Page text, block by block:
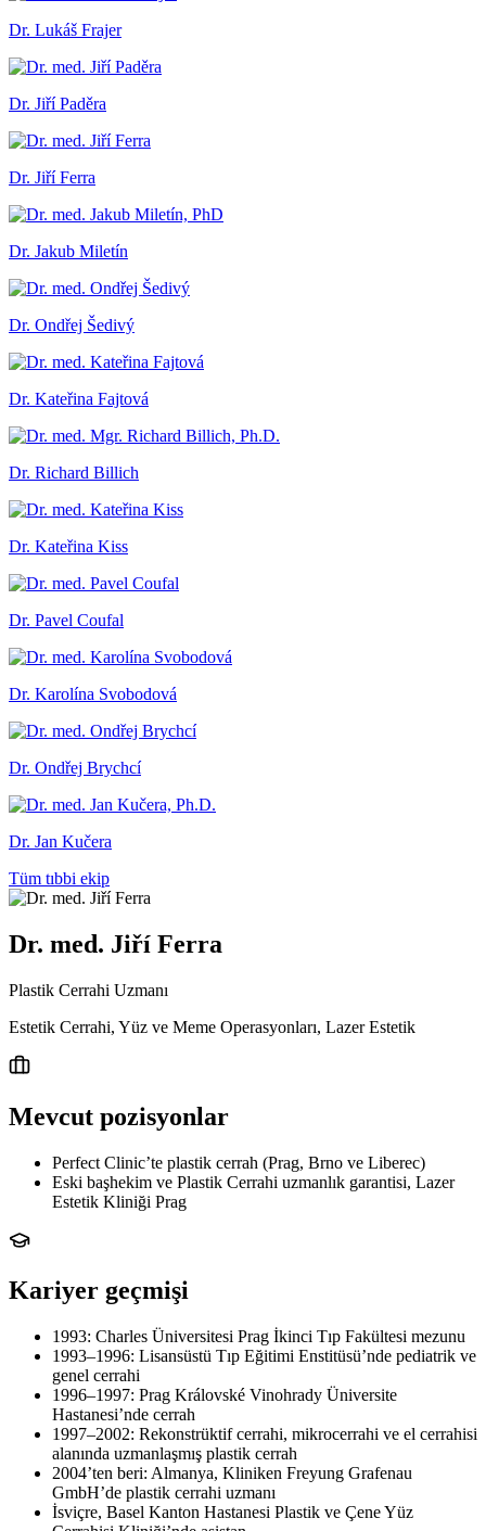
Dr. Lukáš Frajer
Dr. Jiří Paděra
Dr. Jiří Ferra
Dr. Jakub Miletín
Dr. Ondřej Šedivý
Dr. Kateřina Fajtová
Dr. Richard Billich
Dr. Kateřina Kiss
Dr. Pavel Coufal
Dr. Karolína Svobodová
Dr. Ondřej Brychcí
Dr. Jan Kučera
Tüm tıbbi ekip
Dr. med. Jiří Ferra
Plastik Cerrahi Uzmanı
Estetik Cerrahi, Yüz ve Meme Operasyonları, Lazer Estetik
Mevcut pozisyonlar
Perfect Clinic’te plastik cerrah (Prag, Brno ve Liberec)
Eski başhekim ve Plastik Cerrahi uzmanlık garantisi, Lazer
Estetik Kliniği Prag
Kariyer geçmişi
1993: Charles Üniversitesi Prag İkinci Tıp Fakültesi mezunu
1993–1996: Lisansüstü Tıp Eğitimi Enstitüsü’nde pediatrik ve
genel cerrahi
1996–1997: Prag Královské Vinohrady Üniversite
Hastanesi’nde cerrah
1997–2002: Rekonstrüktif cerrahi, mikrocerrahi ve el cerrahisi
alanında uzmanlaşmış plastik cerrah
2004’ten beri: Almanya, Kliniken Freyung Grafenau
GmbH’de plastik cerrahi uzmanı
İsviçre, Basel Kanton Hastanesi Plastik ve Çene Yüz